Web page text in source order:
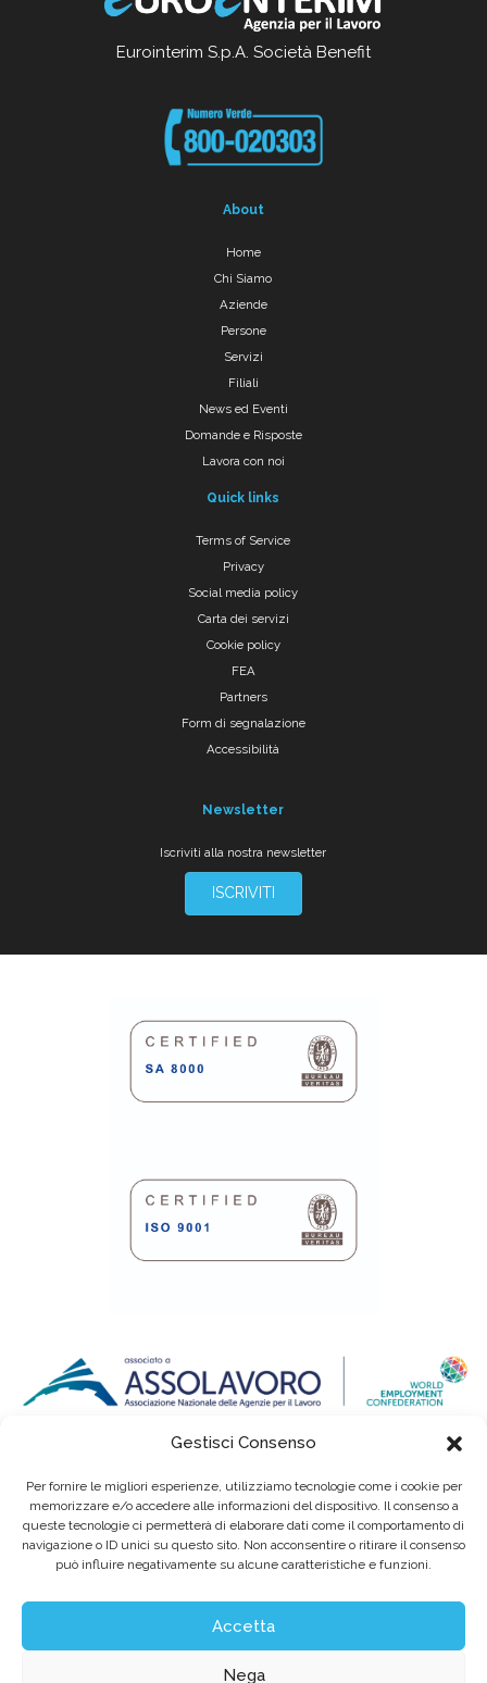
Gestisci Consenso
Per fornire le migliori esperienze, utilizziamo tecnologie come i cookie per
memorizzare e/o accedere alle informazioni del dispositivo. Il consenso a
queste tecnologie ci permetterà di elaborare dati come il comportamento di
navigazione o ID unici su questo sito. Non acconsentire o ritirare il consenso
può influire negativamente su alcune caratteristiche e funzioni.
Accetta
Nega
Eurointerim S.p.A. Società Benefit
About
Home
Chi Siamo
Aziende
Persone
Servizi
Filiali
News ed Eventi
Domande e Risposte
Lavora con noi
Quick links
Terms of Service
Privacy
Social media policy
Carta dei servizi
Cookie policy
FEA
Partners
Form di segnalazione
Accessibilità
Newsletter
Iscriviti alla nostra newsletter
ISCRIVITI
Eurointerim S.p.A. Società Benefit / Agenzia per il Lavoro / Cap. Soc. deliberato e
Sede legale: Viale dell'Industria, 60 / 35129 Padova Tel. (+39) 049 89 34 994 / Fax (+39)
049 89 35 068 /
info@eurointerim.it
C.F. - P. IVA - Reg. Imp. di Padova n° 03304720281 REA nº302673 / Aut. Min. Lav. Prot.
n.1208 - SG del 16.12.2004